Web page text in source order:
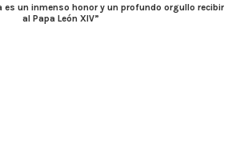
es un inmenso honor y un profundo orgullo recibir
al Papa León XIV”